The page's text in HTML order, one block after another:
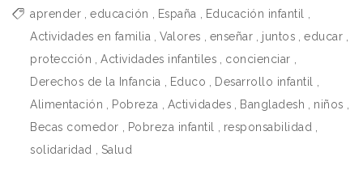
aprender , educación , España , Educación infantil ,
Actividades en familia , Valores , enseñar , juntos , educar ,
protección , Actividades infantiles , concienciar ,
Derechos de la Infancia , Educo , Desarrollo infantil ,
Alimentación , Pobreza , Actividades , Bangladesh , niños ,
Becas comedor , Pobreza infantil , responsabilidad ,
solidaridad , Salud